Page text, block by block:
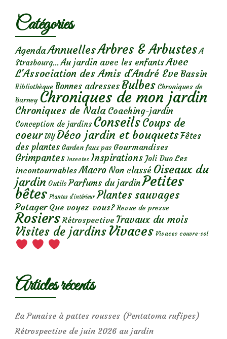
Catégories
AgendaAnnuellesArbres & Arbustes A
Strasbourg... Au jardin avec les enfantsAvec
L'Association des Amis d'André Eve Bassin
Bibliothèque Bonnes adresses Bulbes Chroniques de
Barney Chroniques de mon jardin
Chroniques de Nala Coaching-jardin
Conception de jardins ConseilsCoups de
coeur DIY Déco jardin et bouquetsFêtes
des plantes Garden faux pas Gourmandises
Grimpantes Insectes Inspirations Joli Duo Les
incontournables Macro Non classé Oiseaux du
jardin Outils Parfums du jardinPetites
bêtes Plantes d’intérieur Plantes sauvages
Potager Que voyez-vous? Revue de presse
Rosiers Rétrospective Travaux du mois
Visites de jardins Vivaces Vivaces couvre-sol
Articles récents
La Punaise à pattes rousses (Pentatoma rufipes)
Rétrospective de juin 2026 au jardin